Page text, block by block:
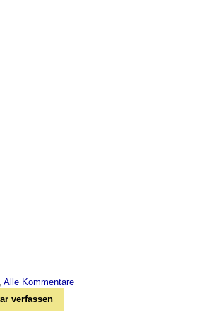
Alle Kommentare
verfassen